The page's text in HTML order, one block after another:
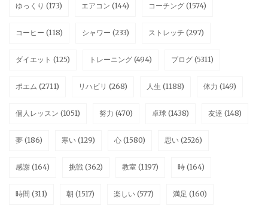
ゆっくり (173) エアコン (144) コーチング (1574)
コーヒー (118) シャワー (233) ストレッチ (297)
ダイエット (125) トレーニング (494) ブログ (5311)
ポエム (2711) リハビリ (268) 人生 (1188) 体力 (149)
個人レッスン (1051) 努力 (470) 卓球 (1438) 友達 (148)
夢 (186) 寒い (129) 心 (1580) 思い (2526)
感謝 (164) 挑戦 (362) 教室 (1197) 時 (164)
時間 (311) 朝 (1517) 楽しい (577) 満足 (160)